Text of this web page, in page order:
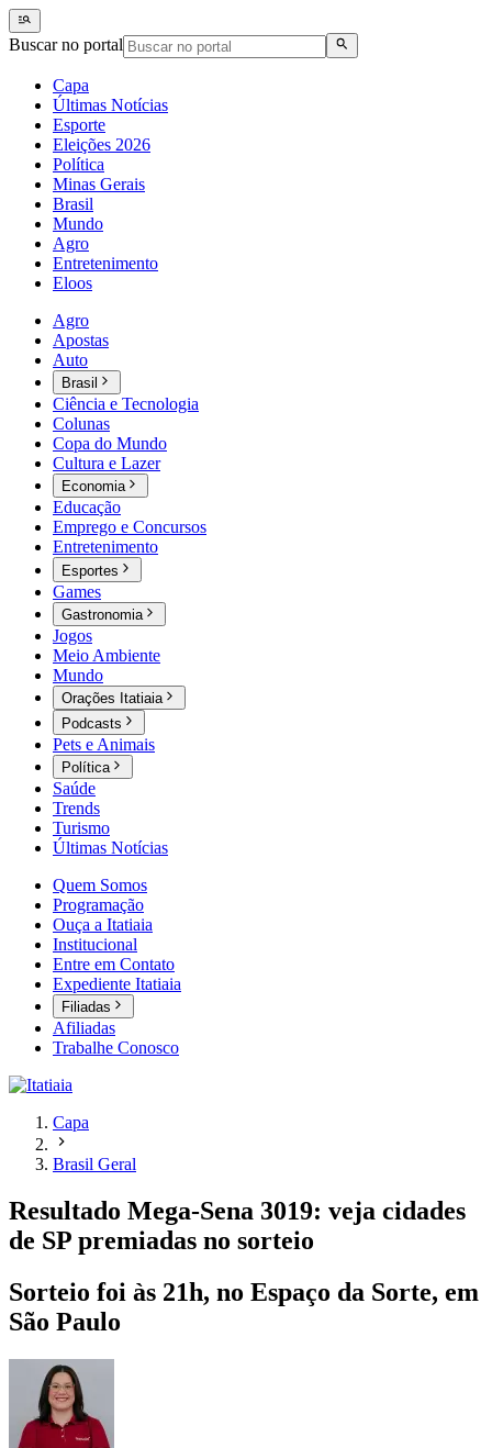
Buscar no portal
Capa
Últimas Notícias
Esporte
Eleições 2026
Política
Minas Gerais
Brasil
Mundo
Agro
Entretenimento
Eloos
Agro
Apostas
Auto
Brasil
Ciência e Tecnologia
Colunas
Copa do Mundo
Cultura e Lazer
Economia
Educação
Emprego e Concursos
Entretenimento
Esportes
Games
Gastronomia
Jogos
Meio Ambiente
Mundo
Orações Itatiaia
Podcasts
Pets e Animais
Política
Saúde
Trends
Turismo
Últimas Notícias
Quem Somos
Programação
Ouça a Itatiaia
Institucional
Entre em Contato
Expediente Itatiaia
Filiadas
Afiliadas
Trabalhe Conosco
Capa
Brasil Geral
Resultado Mega-Sena 3019: veja cidades
de SP premiadas no sorteio
Sorteio foi às 21h, no Espaço da Sorte, em
São Paulo